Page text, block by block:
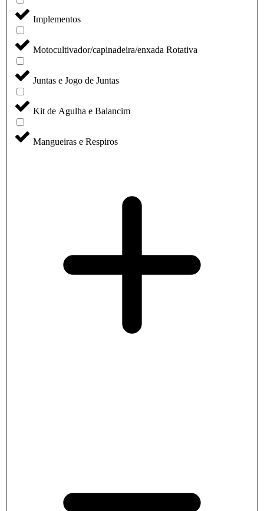
Implementos
Motocultivador/capinadeira/enxada Rotativa
Juntas e Jogo de Juntas
Kit de Agulha e Balancim
Mangueiras e Respiros